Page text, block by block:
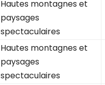
Hautes montagnes et
paysages
spectaculaires
Hautes montagnes et
paysages
spectaculaires